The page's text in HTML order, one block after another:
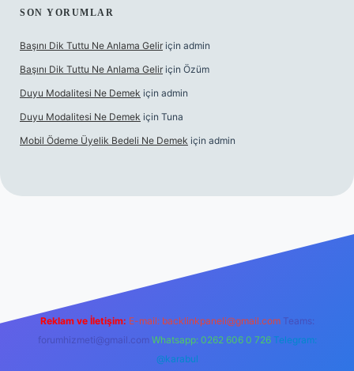
SON YORUMLAR
Başını Dik Tuttu Ne Anlama Gelir için admin
Başını Dik Tuttu Ne Anlama Gelir için Özüm
Duyu Modalitesi Ne Demek için admin
Duyu Modalitesi Ne Demek için Tuna
Mobil Ödeme Üyelik Bedeli Ne Demek için admin
Reklam ve İletişim: E-mail: backlinkpaneli@gmail.com Teams:
forumhizmeti@gmail.com Whatsapp: 0262 606 0 726 Telegram:
@karabul